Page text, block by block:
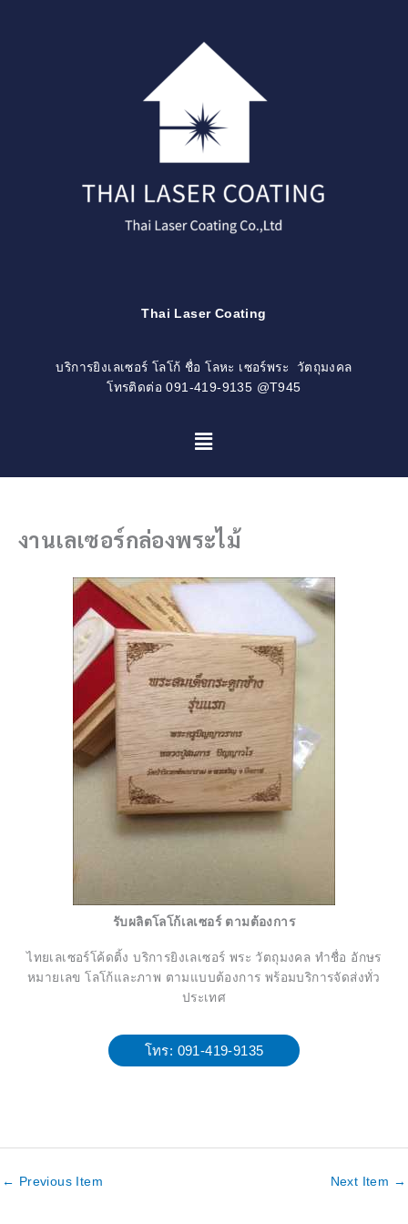
Thai Laser Coating
บริการยิงเลเซอร์ โลโก้ ชื่อ โลหะ เซอร์พระ วัตถุมงคล
โทรติดต่อ 091-419-9135 @T945
Menu
งานเลเซอร์กล่องพระไม้
รับผลิตโลโก้เลเซอร์ ตามต้องการ
ไทยเลเซอร์โค้ดติ้ง บริการยิงเลเซอร์ พระ วัตถุมงคล ทำชื่อ อักษร
หมายเลข โลโก้และภาพ ตามแบบต้องการ พร้อมบริการจัดส่งทั่ว
ประเทศ
โทร: 091-419-9135
← Previous Item Next Item →